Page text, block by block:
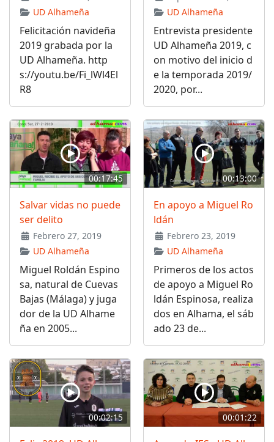
UD Alhameña
Felicitación navideña
2019 grabada por la
UD Alhameña. http
s://youtu.be/Fi_lWl4El
R8
UD Alhameña
Entrevista presidente
UD Alhameña 2019, c
on motivo del inicio d
e la temporada 2019/
2020, por...
00:17:45
Salvar vidas no puede
ser delito
Febrero 27, 2019
UD Alhameña
Miguel Roldán Espino
sa, natural de Cuevas
Bajas (Málaga) y juga
dor de la UD Alhame
ña en 2005...
00:13:00
En apoyo a Miguel Ro
ldán
Febrero 23, 2019
UD Alhameña
Primeros de los actos
de apoyo a Miguel Ro
ldán Espinosa, realiza
dos en Alhama, el sáb
ado 23 de...
00:02:15 00:01:22